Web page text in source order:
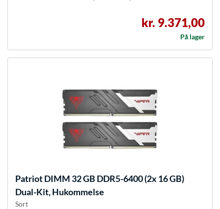
kr. 9.371,00
På lager
PatriotDIMM 32 GB DDR5-6400 (2x 16 GB)
Dual-Kit, Hukommelse
Sort